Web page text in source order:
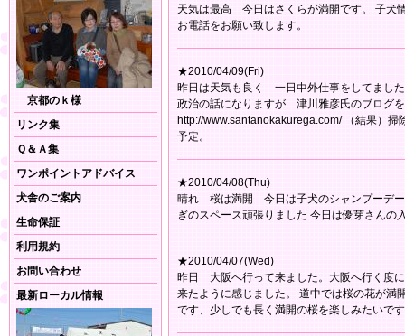
京都のｋ様
リンク集
Ｑ＆Ａ集
ワンポイントアドバイス
犬舎のご案内
生命保証
利用規約
お問い合わせ
最新ローカル情報
天気は最高 今日はさくらが満開です。 子犬
お電話をお願い致します。
★2010/04/09(Fri)
昨日は天気も良く 一日中外仕事をしてまし
政治の話になりますが 津川雅彦氏のブログ
http://www.santanokakurega.com/ （結果）
予定。
★2010/04/08(Thu)
晴れ 桜は満開 今日は子犬のシャンプーデー
ぎのスペース頑張りました 今日は優芽さん
★2010/04/07(Wed)
昨日 大阪へ行って来ました。大阪へ行く度
来たように感じました。 道中では桜の花が満
です、少しでも長く満開の桜を楽しみたいで